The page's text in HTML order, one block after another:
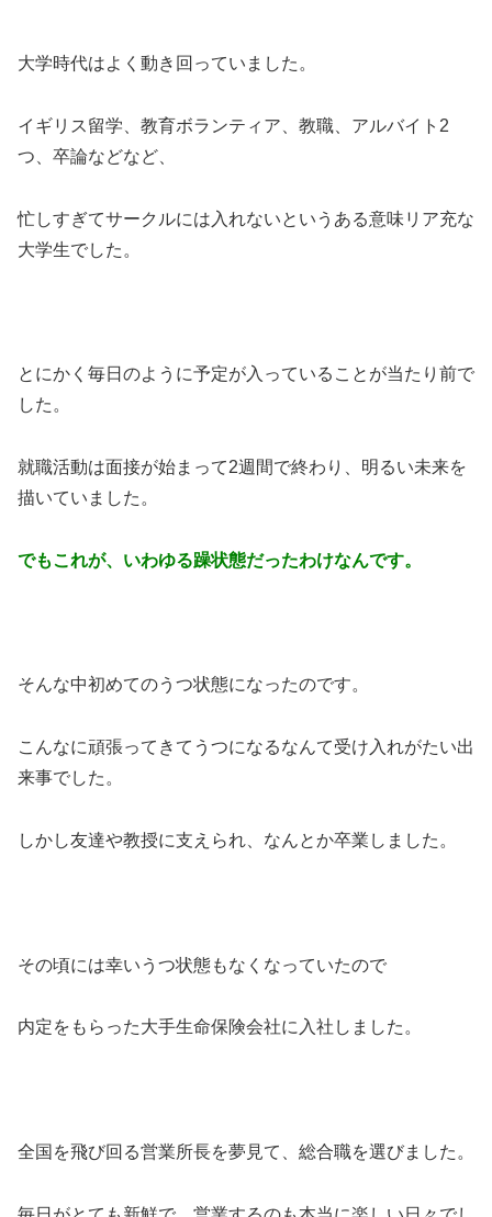
大学時代はよく動き回っていました。
イギリス留学、教育ボランティア、教職、アルバイト2
つ、卒論などなど、
忙しすぎてサークルには入れないというある意味リア充な
大学生でした。
とにかく毎日のように予定が入っていることが当たり前で
した。
就職活動は面接が始まって2週間で終わり、明るい未来を
描いていました。
でもこれが、いわゆる躁状態だったわけなんです。
そんな中初めてのうつ状態になったのです。
こんなに頑張ってきてうつになるなんて受け入れがたい出
来事でした。
しかし友達や教授に支えられ、なんとか卒業しました。
その頃には幸いうつ状態もなくなっていたので
内定をもらった大手生命保険会社に入社しました。
全国を飛び回る営業所長を夢見て、総合職を選びました。